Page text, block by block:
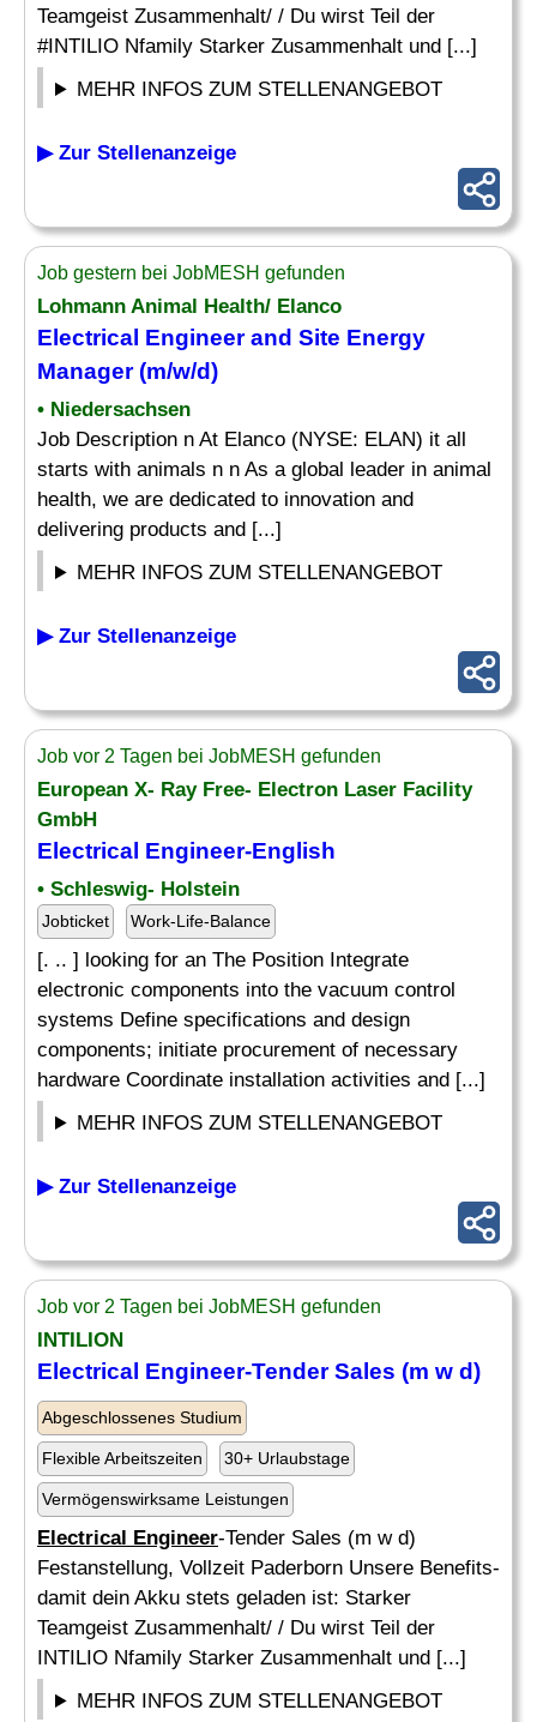
Teamgeist Zusammenhalt/ / Du wirst Teil der
#INTILIO Nfamily Starker Zusammenhalt und [...]
MEHR INFOS ZUM STELLENANGEBOT
▶ Zur Stellenanzeige
Job gestern bei JobMESH gefunden
Lohmann Animal Health/ Elanco
Electrical Engineerand Site Energy
Manager (m/w/d)
• Niedersachsen
Job Description n At Elanco (NYSE: ELAN) it all
starts with animals n n As a global leader in animal
health, we are dedicated to innovation and
delivering products and [...]
MEHR INFOS ZUM STELLENANGEBOT
▶ Zur Stellenanzeige
Job vor 2 Tagen bei JobMESH gefunden
European X- Ray Free- Electron Laser Facility
GmbH
Electrical Engineer-English
• Schleswig- Holstein
Jobticket Work-Life-Balance
[. .. ] looking for an The Position Integrate
electronic components into the vacuum control
systems Define specifications and design
components; initiate procurement of necessary
hardware Coordinate installation activities and [...]
MEHR INFOS ZUM STELLENANGEBOT
▶ Zur Stellenanzeige
Job vor 2 Tagen bei JobMESH gefunden
INTILION
Electrical Engineer-Tender Sales (m w d)
Abgeschlossenes Studium
Flexible Arbeitszeiten 30+ Urlaubstage
Vermögenswirksame Leistungen
Electrical Engineer-Tender Sales (m w d)
Festanstellung, Vollzeit Paderborn Unsere Benefits-
damit dein Akku stets geladen ist: Starker
Teamgeist Zusammenhalt/ / Du wirst Teil der
INTILIO Nfamily Starker Zusammenhalt und [...]
MEHR INFOS ZUM STELLENANGEBOT